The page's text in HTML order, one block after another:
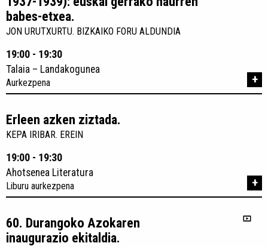
babes-etxea.
JON URUTXURTU. BIZKAIKO FORU ALDUNDIA
19:00 - 19:30
Talaia – Landakogunea
Aurkezpena +
Erleen azken ziztada.
KEPA IRIBAR. EREIN
19:00 - 19:30
Ahotsenea Literatura
Liburu aurkezpena +
60. Durangoko Azokaren
inaugurazio ekitaldia.